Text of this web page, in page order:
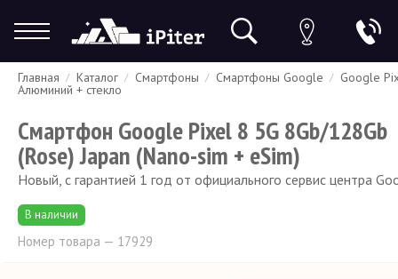
Гарантия Доставка и оплата Спецпредложения Скидки
Главная Каталог Смартфоны Смартфоны Google Google
Алюминий + стекло
Смартфон Google Pixel 8 5G 8Gb/128Gb
(Rose) Japan (Nano-sim + eSim)
Новый, с гарантией 1 год от официального сервис центра
В наличии
Номер товара — 17929